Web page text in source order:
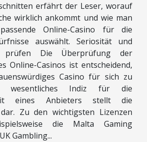
erfährt der Leser, worauf
wirklich ankommt und wie man
Online-Casino für die
auswählt. Seriosität und
prüfen Die Überprüfung der
Online-Casinos ist entscheidend,
Casino für sich zu
wesentliches Indiz für die
eines Anbieters stellt die
Zu den wichtigsten Lizenzen
die Malta Gaming
Gambling...